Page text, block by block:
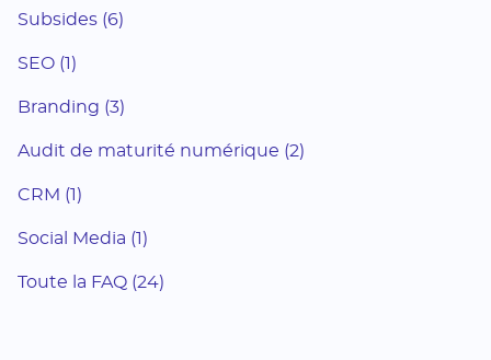
Subsides (6)
SEO (1)
Branding (3)
Audit de maturité numérique (2)
CRM (1)
Social Media (1)
Toute la FAQ (24)